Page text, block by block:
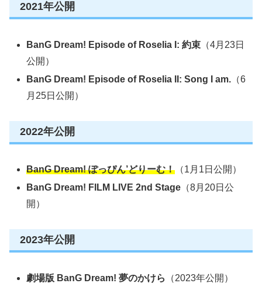
2021年公開
BanG Dream! Episode of Roselia I: 約束 （4月23日
公開）
BanG Dream! Episode of Roselia II: Song I am. （6
月25日公開）
2022年公開
BanG Dream! ぽっぴん’どりーむ！ （1月1日公開）
BanG Dream! FILM LIVE 2nd Stage （8月20日公
開）
2023年公開
劇場版 BanG Dream! 夢のかけら （2023年公開）